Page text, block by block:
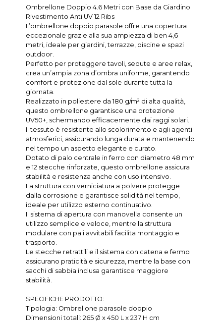
Ombrellone Doppio 4.6 Metri con Base da Giardino
Rivestimento Anti UV 12 Ribs
L’ombrellone doppio parasole offre una copertura
eccezionale grazie alla sua ampiezza di ben 4,6
metri, ideale per giardini, terrazze, piscine e spazi
outdoor.
Perfetto per proteggere tavoli, sedute e aree relax,
crea un’ampia zona d’ombra uniforme, garantendo
comfort e protezione dal sole durante tutta la
giornata.
Realizzato in poliestere da 180 g/m² di alta qualità,
questo ombrellone garantisce una protezione
UV50+, schermando efficacemente dai raggi solari.
Il tessuto è resistente allo scolorimento e agli agenti
atmosferici, assicurando lunga durata e mantenendo
nel tempo un aspetto elegante e curato.
Dotato di palo centrale in ferro con diametro 48 mm
e 12 stecche rinforzate, questo ombrellone assicura
stabilità e resistenza anche con uso intensivo.
La struttura con verniciatura a polvere protegge
dalla corrosione e garantisce solidità nel tempo,
ideale per utilizzo esterno continuativo.
Il sistema di apertura con manovella consente un
utilizzo semplice e veloce, mentre la struttura
modulare con pali avvitabili facilita montaggio e
trasporto.
Le stecche retrattili e il sistema con catena e fermo
assicurano praticità e sicurezza, mentre la base con
sacchi di sabbia inclusa garantisce maggiore
stabilità.
SPECIFICHE PRODOTTO:
Tipologia: Ombrellone parasole doppio
Dimensioni totali: 265 Ø x 450 L x 237 H cm